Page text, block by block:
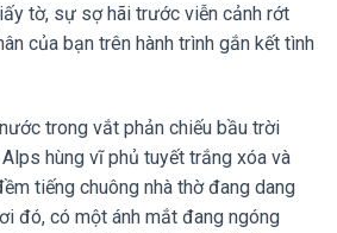
tờ, sự sợ hãi trước viễn cảnh rớt
của bạn trên hành trình gắn kết tình
trong vắt phản chiếu bầu trời
hùng vĩ phủ tuyết trắng xóa và
tiếng chuông nhà thờ đang dang
đó, có một ánh mắt đang ngóng